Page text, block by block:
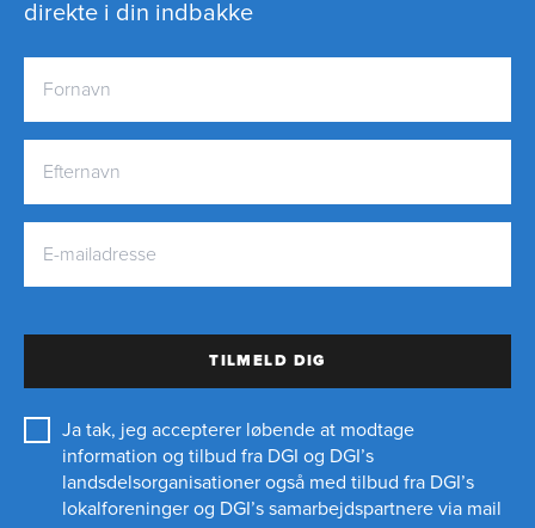
direkte i din indbakke
TILMELD DIG
Ja tak, jeg accepterer løbende at modtage
information og tilbud fra DGI og DGI’s
landsdelsorganisationer også med tilbud fra DGI’s
lokalforeninger og DGI’s samarbejdspartnere via mail